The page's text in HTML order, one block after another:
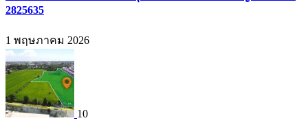
2825635
1 พฤษภาคม 2026
10